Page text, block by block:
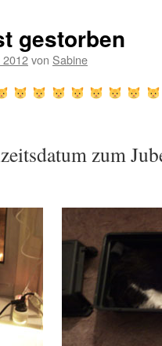
gestorben
2012von Sabine
zum